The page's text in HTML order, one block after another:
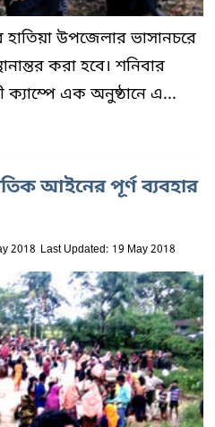
হাতিয়া উপজেলার ভাসানচরে
করা হবে। শনিবার
এক অনুষ্ঠানে এ...
আইনের পূর্ণ ব্যবহার
2018 Last Updated: 19 May 2018